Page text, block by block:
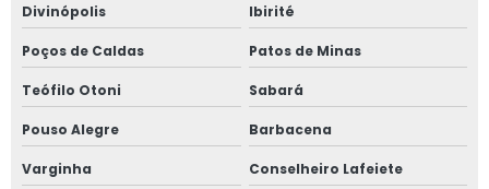
Divinópolis Ibirité
Poços de Caldas Patos de Minas
Teófilo Otoni Sabará
Pouso Alegre Barbacena
Varginha Conselheiro Lafeiete